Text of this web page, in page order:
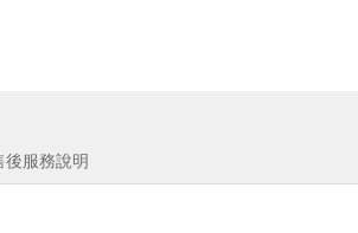
後服務說明